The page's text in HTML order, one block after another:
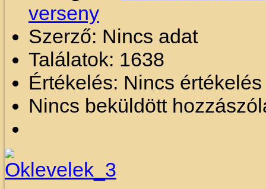
verseny
Szerző: Nincs adat
Találatok: 1638
Értékelés: Nincs
Nincs beküldött